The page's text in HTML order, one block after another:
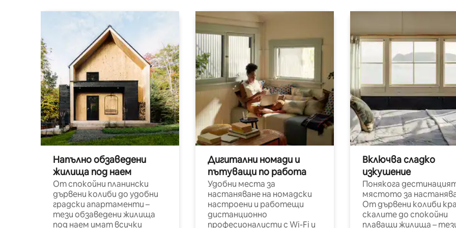
Напълно обзаведени
жилища под наем
От спокойни планински
дървени колиби до удобни
градски апартаменти –
тези обзаведени жилища
под наем имат всички
Дигитални номади и
пътуващи по работа
Удобни места за
настаняване на номадски
настроени и работещи
дистанционно
професионалисти с Wi-Fi и
Включва сладко
изкушение
Понякога
мястото за
От дървени колиби
скалите до спокойни
плаващи жилища –